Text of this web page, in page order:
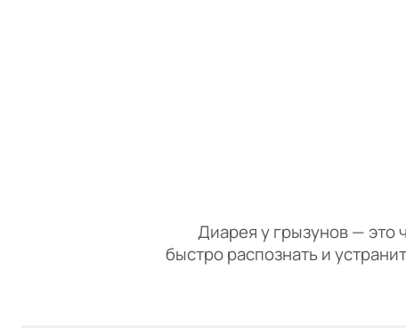
Диарея у грызунов — это
быстро распознать и